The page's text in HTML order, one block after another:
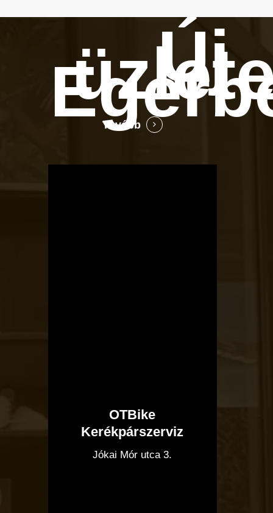
Új
Tovább
OTBike
Kerékpárszerviz
Jókai Mór utca 3.